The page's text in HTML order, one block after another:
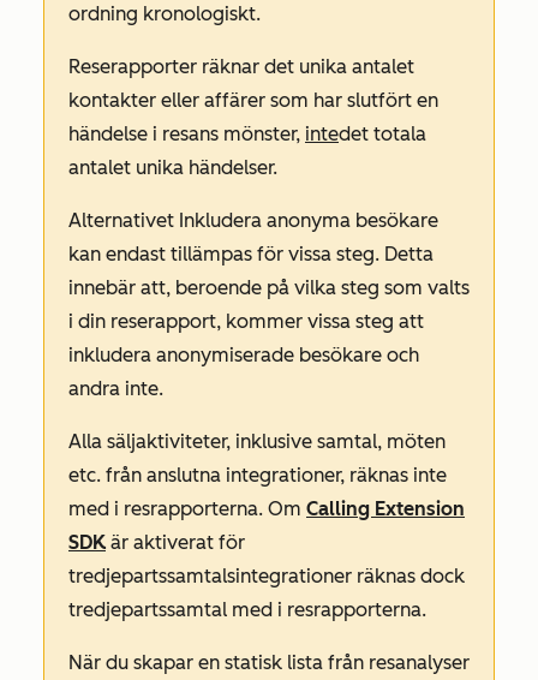
ordning kronologiskt.
Reserapporter räknar det unika antalet
kontakter eller affärer som har slutfört en
händelse i resans mönster, intedet totala
antalet unika händelser.
Alternativet Inkludera anonyma besökare
kan endast tillämpas för vissa steg. Detta
innebär att, beroende på vilka steg som valts
i din reserapport, kommer vissa steg att
inkludera anonymiserade besökare och
andra inte.
Alla säljaktiviteter, inklusive samtal, möten
etc. från anslutna integrationer, räknas inte
med i resrapporterna. Om Calling Extension
SDK är aktiverat för
tredjepartssamtalsintegrationer räknas dock
tredjepartssamtal med i resrapporterna.
När du skapar en statisk lista från resanalyser